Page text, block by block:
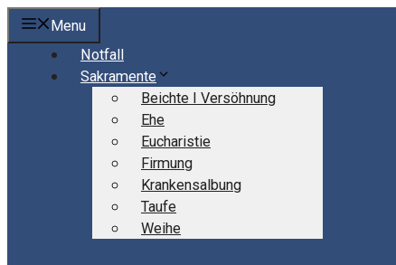
Springe
zum
Menu
Notfall
Sakramente
Beichte I Versöhnung
Ehe
Eucharistie
Firmung
Krankensalbung
Taufe
Weihe